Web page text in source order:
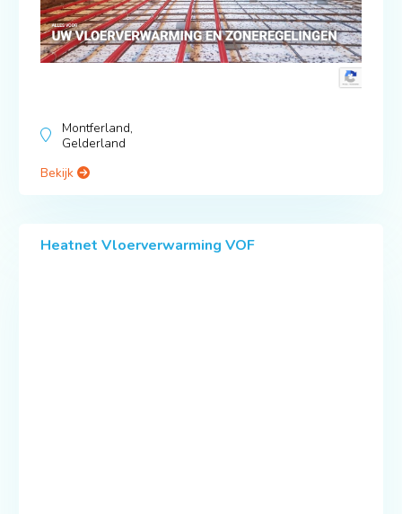
Montferland,
Gelderland
Bekijk
Heatnet Vloerverwarming VOF